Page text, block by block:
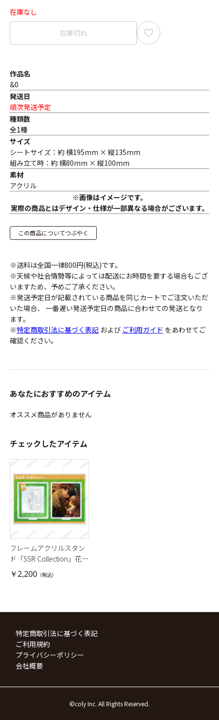
在庫なし
在庫切れ
作品名
&0
発送日
順次発送予定
種類数
全1種
サイズ
シートサイズ：約 横195mm × 縦135mm
組み立て時：約 横80mm × 縦100mm
素材
アクリル
※画像はイメージです。
実際の商品とはデザイン・仕様が一部異なる場合がございます。
この商品についてつぶやく
※送料は全国一律800円(税込)です。
※天候や社会情勢等によっては配送にお時間を要する場合もござ
いますため、予めご了承ください。
※発送予定日が記載されている商品を同じカートでご注文いただ
いた場合、 一番遅い発送予定日の商品に合わせての発送となり
ます。
※特定商取引法に基づく表記 および ご利用ガイド をあわせてご
確認ください。
あなたにおすすめのアイテム
オススメ商品がありません
チェックしたアイテム
フレームアクリルスタン
ド「SSR Collection」花澤
聖騎士
￥2,200 （税込）
特定商取引法に基づく表記
ご利用規約
プライバシーポリシー
会社概要
©coly Inc. All Rights Reserved.